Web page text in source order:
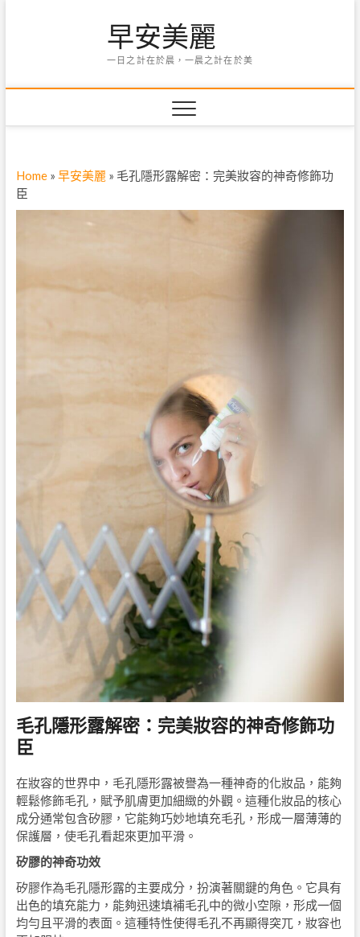
早安美麗
一日之計在於晨，一晨之計在於美
Home» 早安美麗 » 毛孔隱形露解密：完美妝容的神奇修飾功
臣
毛孔隱形露解密：完美妝容的神奇修飾功
臣
在妝容的世界中，毛孔隱形露被譽為一種神奇的化妝品，能夠
輕鬆修飾毛孔，賦予肌膚更加細緻的外觀。這種化妝品的核心
成分通常包含矽膠，它能夠巧妙地填充毛孔，形成一層薄薄的
保護層，使毛孔看起來更加平滑。
矽膠的神奇功效
矽膠作為毛孔隱形露的主要成分，扮演著關鍵的角色。它具有
出色的填充能力，能夠迅速填補毛孔中的微小空隙，形成一個
均勻且平滑的表面。這種特性使得毛孔不再顯得突兀，妝容也